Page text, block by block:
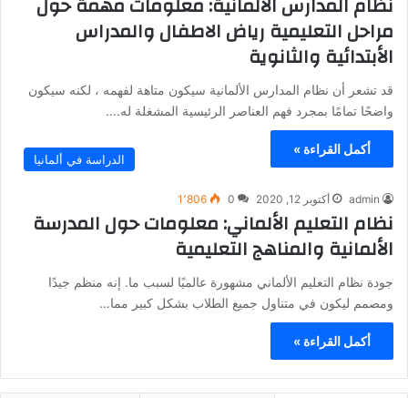
مراحل التعليمية رياض الاطفال والمدراس
الأبتدائية والثانوية
قد تشعر أن نظام المدارس الألمانية سيكون متاهة لفهمه ، لكنه سيكون
واضحًا تمامًا بمجرد فهم العناصر الرئيسية المشغلة له.…
أكمل القراءة »
الدراسة في ألمانيا
admin أكتوبر 12, 2020 0 1٬806
نظام التعليم الألماني: معلومات حول المدرسة
الألمانية والمناهج التعليمية
جودة نظام التعليم الألماني مشهورة عالميًا لسبب ما. إنه منظم جيدًا
ومصمم ليكون في متناول جميع الطلاب بشكل كبير مما…
أكمل القراءة »